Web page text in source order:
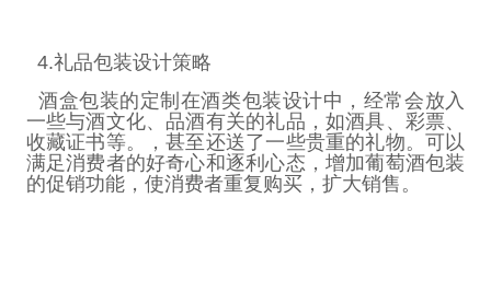
4.礼品包装设计策略
酒盒包装的定制在酒类包装设计中，经常会放入
一些与酒文化、品酒有关的礼品，如酒具、彩票、
收藏证书等。，甚至还送了一些贵重的礼物。可以
满足消费者的好奇心和逐利心态，增加葡萄酒包装
的促销功能，使消费者重复购买，扩大销售。